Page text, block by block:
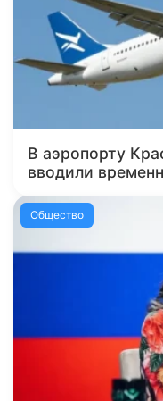
В аэропорту
вводили
Общество